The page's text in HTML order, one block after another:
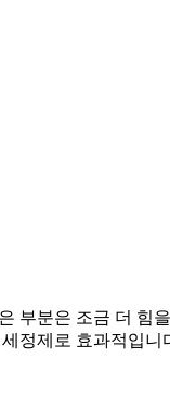
부분은 조금 더 힘
정제로 효과적입니